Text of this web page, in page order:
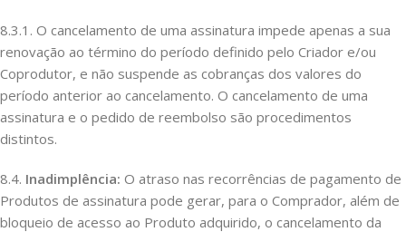
8.3.1. O cancelamento de uma assinatura impede apenas a sua
renovação ao término do período definido pelo Criador e/ou
Coprodutor, e não suspende as cobranças dos valores do
período anterior ao cancelamento. O cancelamento de uma
assinatura e o pedido de reembolso são procedimentos
distintos.
8.4. Inadimplência: O atraso nas recorrências de pagamento de
Produtos de assinatura pode gerar, para o Comprador, além de
bloqueio de acesso ao Produto adquirido, o cancelamento da